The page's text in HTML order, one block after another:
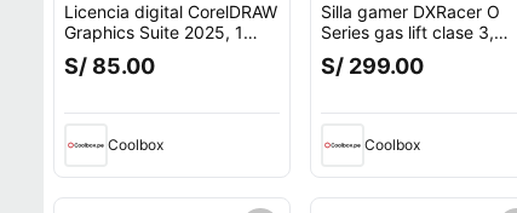
Licencia digital CorelDRAW
Graphics Suite 2025, 1
dispositivo, compatible
con macOS, duración 1
S/ 85.00
Coolbox
Silla gamer DXRacer O
Series gas lift clase 3,
tapiz cuero pu, máx. 100
kg, inclinación 90 - 135°,
S/ 299.00
Coolbox